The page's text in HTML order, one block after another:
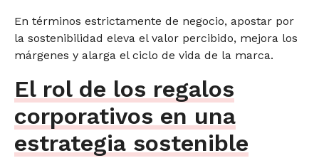
En términos estrictamente de negocio, apostar por
la sostenibilidad eleva el valor percibido, mejora los
márgenes y alarga el ciclo de vida de la marca.
El rol de los regalos
corporativos en una
estrategia sostenible